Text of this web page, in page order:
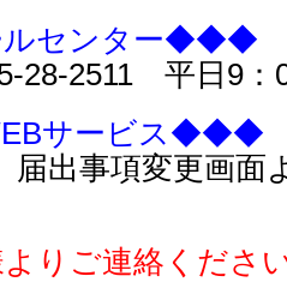
センター◆◆◆
2511 平日9：
サービス◆◆◆
出事項変更画面
りご連絡くださ